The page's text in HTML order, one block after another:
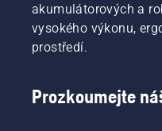
akumulátorových a
vysokého výkonu,
prostředí.
Prozkoumejte